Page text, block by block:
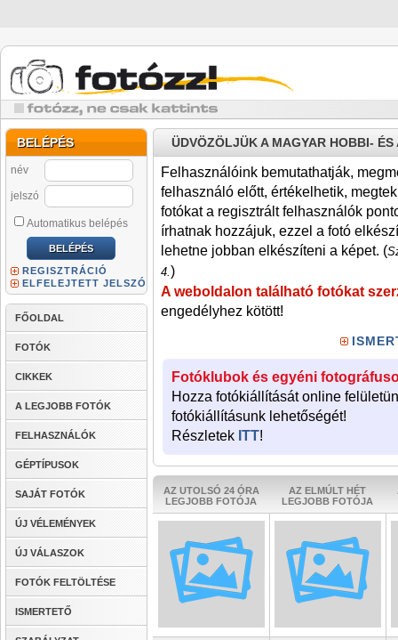
BELÉPÉS
név
jelszó
Automatikus belépés
REGISZTRÁCIÓ
ELFELEJTETT JELSZÓ
FŐOLDAL
FOTÓK
CIKKEK
A LEGJOBB FOTÓK
FELHASZNÁLÓK
GÉPTÍPUSOK
SAJÁT FOTÓK
ÚJ VÉLEMÉNYEK
ÚJ VÁLASZOK
FOTÓK FELTÖLTÉSE
ISMERTETŐ
ÜDVÖZÖLJÜK A MAGYAR HOBBI-
Felhasználóink bemutathatják,
felhasználó előtt, értékelhetik,
fotókat a regisztrált felhasználók
írhatnak hozzájuk, ezzel a fotó
lehetne jobban elkészíteni a képet. (
4.)
A weboldalon található fotókat
engedélyhez kötött!
Fotóklubok és egyéni
Hozza fotókiállítását online
fotókiállításunk lehetőségét!
Részletek ITT!
AZ UTOLSÓ 24 ÓRA
LEGJOBB FOTÓJA
AZ ELMÚLT HÉT
LEGJOBB FOTÓJA